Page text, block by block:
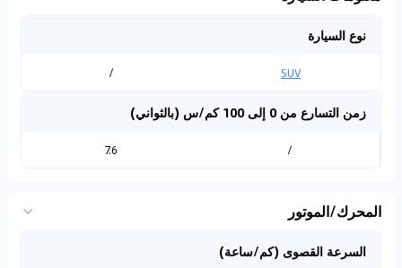
نوع السيارة
SUV
/
زمن التسارع من 0 إلى 100 كم/س (بالثواني)
/
7.6
المحرك/الموتور
السرعة القصوى (كم/ساعة)